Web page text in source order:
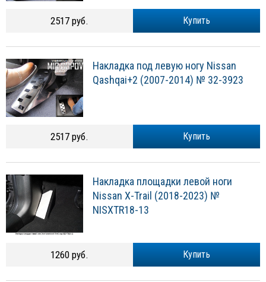
Купить
2517 руб.
Накладка под левую ногу Nissan
Qashqai+2 (2007-2014) № 32-3923
Купить
2517 руб.
Накладка площадки левой ноги
Nissan X-Trail (2018-2023) №
NISXTR18-13
Купить
1260 руб.